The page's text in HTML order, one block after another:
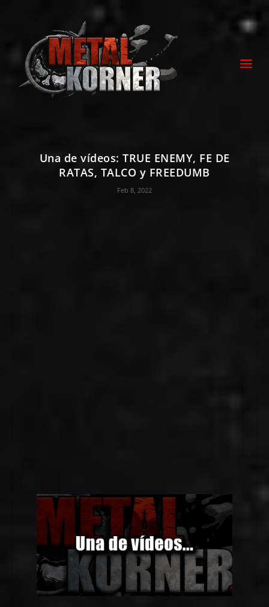
Una de vídeos: TRUE ENEMY, FE DE
RATAS, TALCO y FREEDUMB
Feb 8, 2022